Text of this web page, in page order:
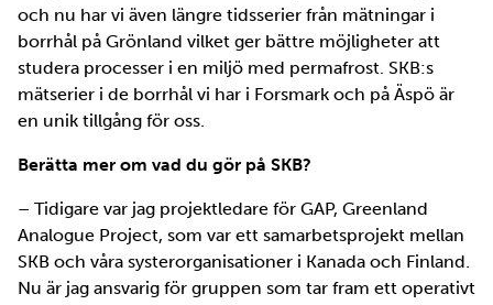
och nu har vi även längre tidsserier från mätningar i
borrhål på Grönland vilket ger bättre möjligheter att
studera processer i en miljö med permafrost. SKB:s
mätserier i de borrhål vi har i Forsmark och på Äspö är
en unik tillgång för oss.
Berätta mer om vad du gör på SKB?
– Tidigare var jag projektledare för GAP, Greenland
Analogue Project, som var ett samarbetsprojekt mellan
SKB och våra systerorganisationer i Kanada och Finland.
Nu är jag ansvarig för gruppen som tar fram ett operativt